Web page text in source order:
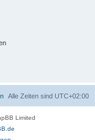
Alle Zeiten sind UTC+02:00
Limited